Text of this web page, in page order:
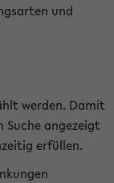
und
werden. Damit
Suche angezeigt
erfüllen.